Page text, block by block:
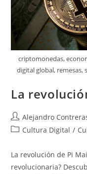
criptomonedas,
digital global, remesas,
La
Autor
de
Alejandro
Categoría
la
Cultura Digital /
La revolución de Pi
revolucionaria?